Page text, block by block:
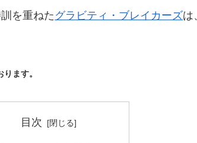
を重ねたグラビティ・ブレイカーズは
ます。
目次